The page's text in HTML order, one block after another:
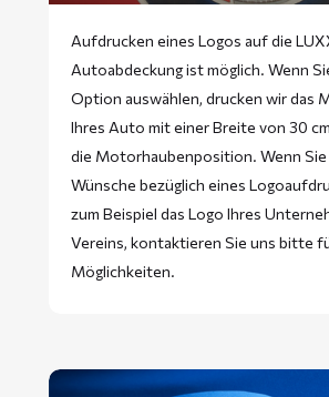
Aufdrucken eines Logos auf die
Autoabdeckung ist möglich. Wenn
Option auswählen, drucken wir das
Ihres Auto mit einer Breite von 30
die Motorhaubenposition. Wenn Sie
Wünsche bezüglich eines
zum Beispiel das Logo Ihres
Vereins, kontaktieren Sie uns bitte
Möglichkeiten.